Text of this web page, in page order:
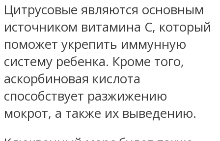
Цитрусовые являются основным
источником витамина С, который
поможет укрепить иммунную
систему ребенка. Кроме того,
аскорбиновая кислота
способствует разжижению
мокрот, а также их выведению.